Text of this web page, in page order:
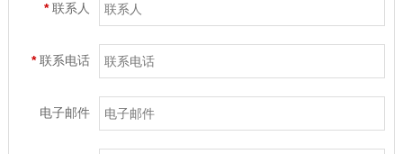
*联系人
*联系电话
电子邮件